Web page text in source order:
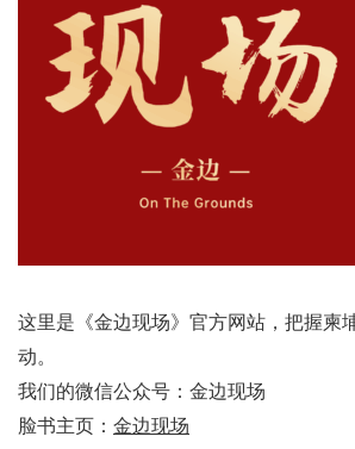
这里是《金边现场》官方网站，把握柬
动。
我们的微信公众号：金边现场
脸书主页： 金边现场